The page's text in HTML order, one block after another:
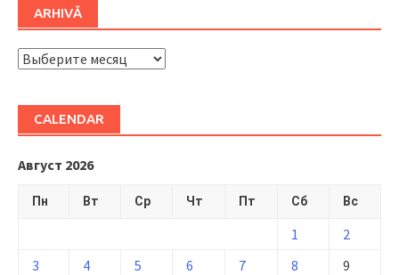
ARHIVĂ
ARHIVĂ
CALENDAR
Август 2026
Пн Вт Ср Чт Пт Сб Вс
1
2
3
4 5 6 7 8
9